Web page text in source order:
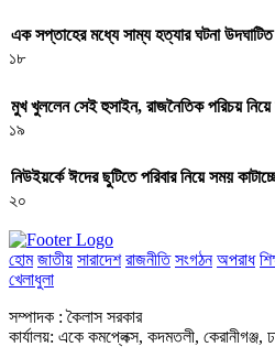
এক সপ্তাহের মধ্যে সাম্য হত্যার ঘটনা
১৮
মুখ খুললেন সেই হুসাইন, রাজনৈতিক পরিচয় নিয়ে
১৯
নিউইয়র্কে ঈদের ছুটিতে পরিবার নিয়ে সময়
২০
হোম জাতীয় সারাদেশ রাজনীতি সংগঠন অপরাধ
খেলাধুলা
সম্পাদক : কৈলাস সরকার
কার্যালয়: একে কমপ্লেক্স, কদমতলী, কেরানীগঞ্জ,